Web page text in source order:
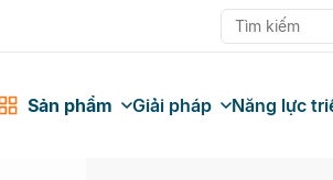
Sản phẩm Giải pháp Năng lực